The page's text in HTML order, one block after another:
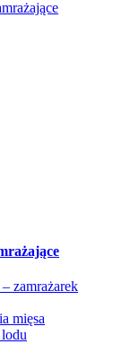
zamrażarek
mięsa